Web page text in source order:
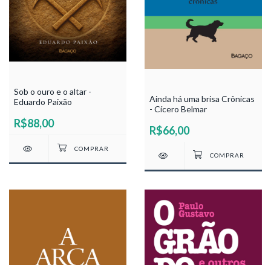
Sob o ouro e o altar -
Eduardo Paixão
R$88,00
Ainda há uma brisa Crônicas
- Cícero Belmar
R$66,00